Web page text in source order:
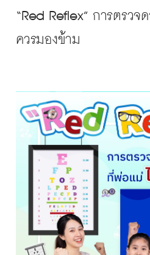
“Red Reflex” การตรว
ควรมองข้าม